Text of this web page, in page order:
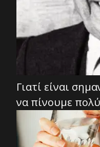
Γιατί είναι
να πίνουμε